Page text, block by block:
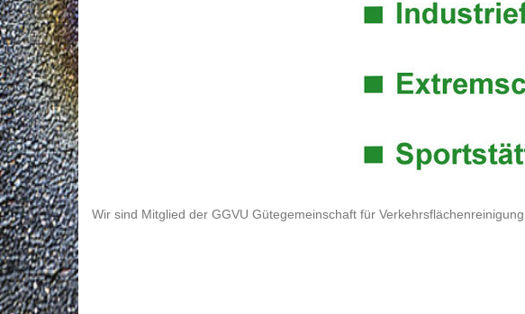
Wir sind Mitglied der GGVU Gütegemeinschaft für